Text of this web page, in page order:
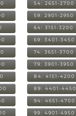
54: 2651-2700
59: 2901-2950
64: 3151-3200
69: 3401-3450
74: 3651-3700
79: 3901-3950
84: 4151-4200
89: 4401-4450
94: 4651-4700
99: 4901-4950